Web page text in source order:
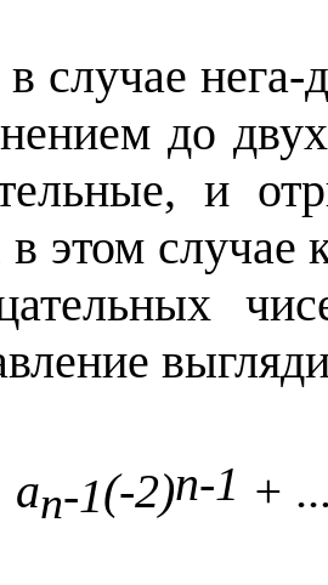
случае
до
и
этом случае
an-1(-2)n-1 +